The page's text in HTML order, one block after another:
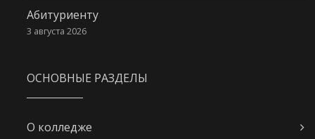
Абитуриенту
3 августа 2026
ОСНОВНЫЕ РАЗДЕЛЫ
О колледже